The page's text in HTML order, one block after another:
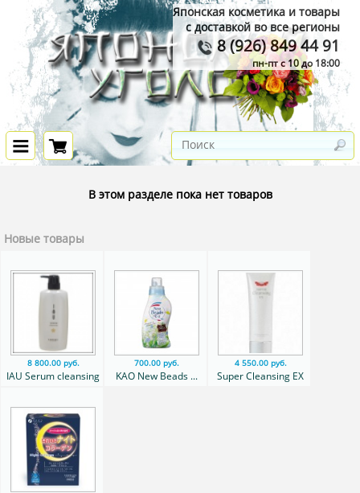
Японская косметика и товары
с доставкой во все регионы
8 (926) 849 44 91
пн-пт с 10 до 18:00
В этом разделе пока нет товаров
Новые товары
8 800.00 руб.
IAU Serum cleansing
700.00 руб.
KAO New Beads ...
4 550.00 руб.
Super Cleansing EX